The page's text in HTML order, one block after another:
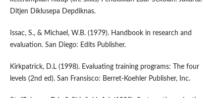
Ditjen Diklusepa Depdiknas.
Issac, S., & Michael, W.B. (1979). Handbook in research and
evaluation. San Diego: Edits Publisher.
Kirkpatrick, D.L (1998). Evaluating training programs: The four
levels (2nd ed). San Fransisco: Berret-Koehler Publisher, Inc.